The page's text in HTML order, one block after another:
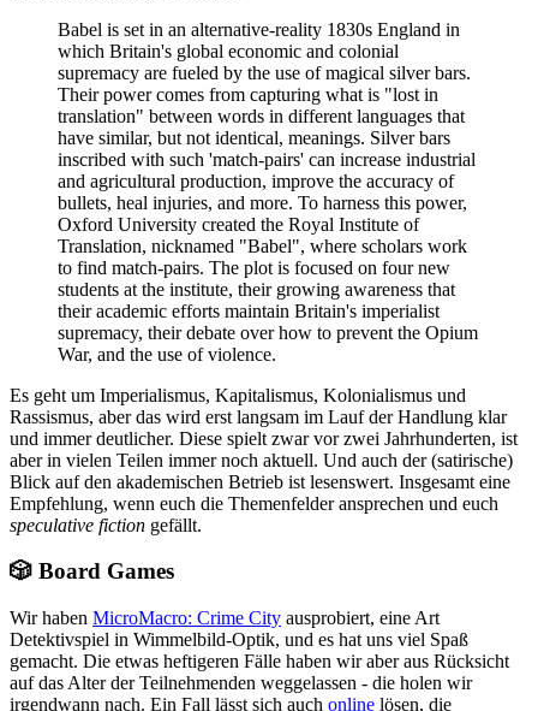
Babel is set in an alternative-reality 1830s England in
which Britain's global economic and colonial
supremacy are fueled by the use of magical silver bars.
Their power comes from capturing what is "lost in
translation" between words in different languages that
have similar, but not identical, meanings. Silver bars
inscribed with such 'match-pairs' can increase industrial
and agricultural production, improve the accuracy of
bullets, heal injuries, and more. To harness this power,
Oxford University created the Royal Institute of
Translation, nicknamed "Babel", where scholars work
to find match-pairs. The plot is focused on four new
students at the institute, their growing awareness that
their academic efforts maintain Britain's imperialist
supremacy, their debate over how to prevent the Opium
War, and the use of violence.
Es geht um Imperialismus, Kapitalismus, Kolonialismus und
Rassismus, aber das wird erst langsam im Lauf der Handlung klar
und immer deutlicher. Diese spielt zwar vor zwei Jahrhunderten, ist
aber in vielen Teilen immer noch aktuell. Und auch der (satirische)
Blick auf den akademischen Betrieb ist lesenswert. Insgesamt eine
Empfehlung, wenn euch die Themenfelder ansprechen und euch
speculative fiction gefällt.
🎲 Board Games
Wir haben MicroMacro: Crime City ausprobiert, eine Art
Detektivspiel in Wimmelbild-Optik, und es hat uns viel Spaß
gemacht. Die etwas heftigeren Fälle haben wir aber aus Rücksicht
auf das Alter der Teilnehmenden weggelassen - die holen wir
irgendwann nach. Ein Fall lässt sich auch online lösen, die